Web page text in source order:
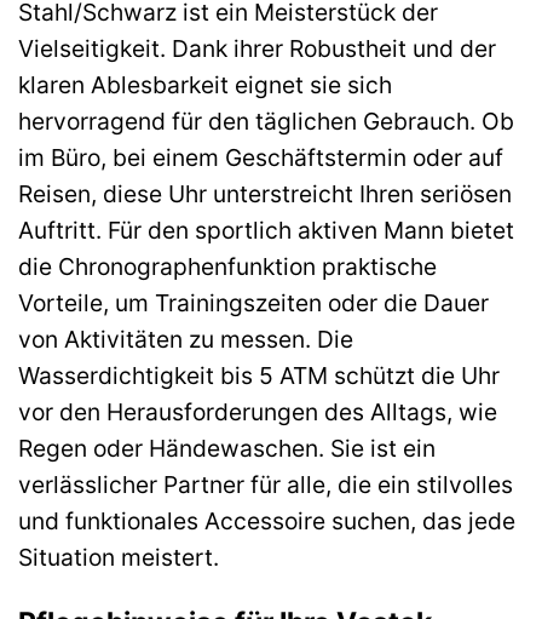
Stahl/Schwarz ist ein Meisterstück der
Vielseitigkeit. Dank ihrer Robustheit und der
klaren Ablesbarkeit eignet sie sich
hervorragend für den täglichen Gebrauch. Ob
im Büro, bei einem Geschäftstermin oder auf
Reisen, diese Uhr unterstreicht Ihren seriösen
Auftritt. Für den sportlich aktiven Mann bietet
die Chronographenfunktion praktische
Vorteile, um Trainingszeiten oder die Dauer
von Aktivitäten zu messen. Die
Wasserdichtigkeit bis 5 ATM schützt die Uhr
vor den Herausforderungen des Alltags, wie
Regen oder Händewaschen. Sie ist ein
verlässlicher Partner für alle, die ein stilvolles
und funktionales Accessoire suchen, das jede
Situation meistert.